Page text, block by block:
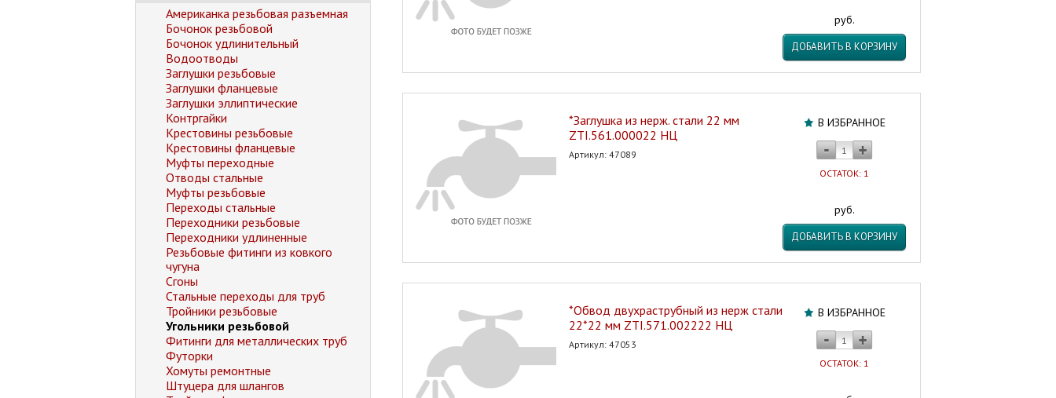
руб.
ДОБАВИТЬ В КОРЗИНУ
В ИЗБРАННОЕ
ОСТАТОК: 1
руб.
ДОБАВИТЬ В КОРЗИНУ
*Заглушка из нерж. стали 22 мм
ZTI.561.000022 НЦ
Артикул: 47089
В ИЗБРАННОЕ
ОСТАТОК: 1
*Обвод двухраструбный из нерж стали
22*22 мм ZTI.571.002222 НЦ
Артикул: 47053
Американка резьбовая разъемная
Бочонок резьбовой
Бочонок удлинительный
Водоотводы
Заглушки резьбовые
Заглушки фланцевые
Заглушки эллиптические
Контргайки
Крестовины резьбовые
Крестовины фланцевые
Муфты переходные
Отводы стальные
Муфты резьбовые
Переходы стальные
Переходники резьбовые
Переходники удлиненные
Резьбовые фитинги из ковкого
чугуна
Сгоны
Стальные переходы для труб
Тройники резьбовые
Угольники резьбовой
Фитинги для металлических труб
Футорки
Хомуты ремонтные
Штуцера для шлангов